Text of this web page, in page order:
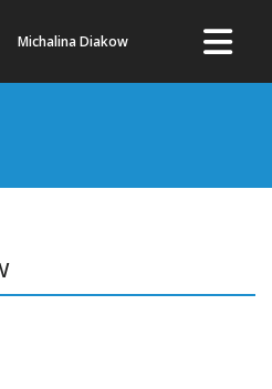
Michalina Diakow